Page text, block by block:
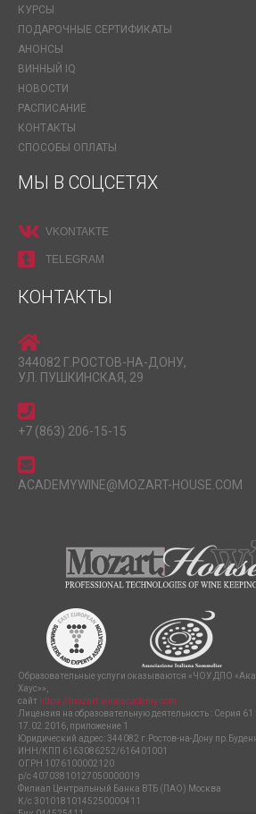
КУРСЫ
ПОДАРОЧНЫЕ СЕРТИФИКАТЫ
АНОНСЫ
ВИННЫЙ IQ
НОВОСТИ
РАСПИСАНИЕ
КОНТАКТЫ
СПОСОБЫ ОПЛАТЫ
МЫ В СОЦСЕТЯХ
VKONTAKTE
TELEGRAM
КОНТАКТЫ
344082 Г.РОСТОВ-НА-ДОНУ,
УЛ. ПУШКИНСКАЯ, 29
+7 (863) 206-15-15
ACADEMYWINE@MOZART-HOUSE.COM
Образовательные услуги оказываются «ЧОУ ДПО
Хаус»»,
сайт https://mozart-wineacademy.com
Лицензия на образовательную деятельность : Серия
17.02.2016, приложение 1
Юридический адрес: 344082 г.Ростов-на-Дону
ИНН/КПП 6163086252/616401001
ОГРН 1076100002120
р/с 40703810127050000019
Филиал Центральный Банка ВТБ (ПАО) Москва
К/с 30101810145250000411